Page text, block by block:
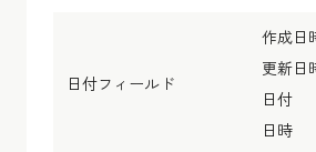
日付フィールド
作成日
更新日
日付
日時